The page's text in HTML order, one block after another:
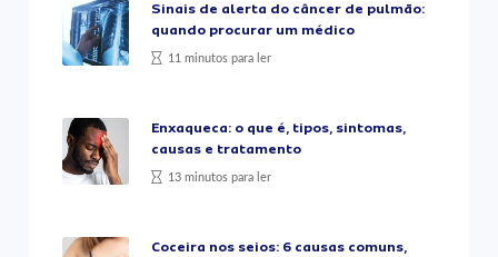
Sinais de alerta do câncer de pulmão:
quando procurar um médico
11 minutos para ler
Enxaqueca: o que é, tipos, sintomas,
causas e tratamento
13 minutos para ler
Coceira nos seios: 6 causas comuns,